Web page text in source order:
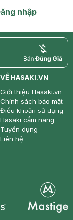
nhập
price
VỀ HASAKI.VN
Giới thiệu Hasaki.vn
Chính sách bảo mật
Điều khoản sử dụng
Hasaki cẩm nang
Tuyển dụng
Liên hệ